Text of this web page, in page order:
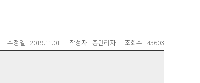
수정일 2019.11.01 작성자 총관리자 조회수 43603